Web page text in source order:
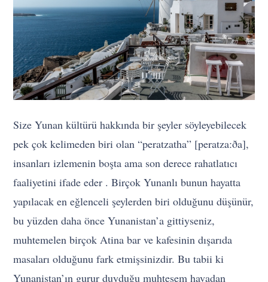
Size Yunan kültürü hakkında bir şeyler söyleyebilecek
pek çok kelimeden biri olan “peratzatha” [peratzaːða],
insanları izlemenin boşta ama son derece rahatlatıcı
faaliyetini ifade eder . Birçok Yunanlı bunun hayatta
yapılacak en eğlenceli şeylerden biri olduğunu düşünür,
bu yüzden daha önce Yunanistan’a gittiyseniz,
muhtemelen birçok Atina bar ve kafesinin dışarıda
masaları olduğunu fark etmişsinizdir. Bu tabii ki
Yunanistan’ın gurur duyduğu muhteşem havadan